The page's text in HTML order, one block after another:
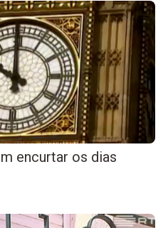
encurtar os dias